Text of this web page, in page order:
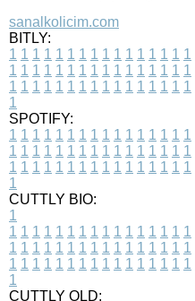
sanalkolicim.com
BITLY:
1 1 1 1 1 1 1 1 1 1 1 1 1 1 1 1
1 1 1 1 1 1 1 1 1 1 1 1 1 1 1 1
1 1 1 1 1 1 1 1 1 1 1 1 1 1 1 1
1
SPOTIFY:
1 1 1 1 1 1 1 1 1 1 1 1 1 1 1 1
1 1 1 1 1 1 1 1 1 1 1 1 1 1 1 1
1 1 1 1 1 1 1 1 1 1 1 1 1 1 1 1
1
CUTTLY BIO:
1
1 1 1 1 1 1 1 1 1 1 1 1 1 1 1 1
1 1 1 1 1 1 1 1 1 1 1 1 1 1 1 1
1 1 1 1 1 1 1 1 1 1 1 1 1 1 1 1
1
CUTTLY OLD: